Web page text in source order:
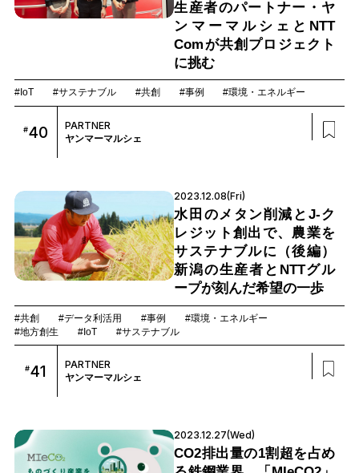
生産者のパートナー・ヤ
ンマーマルシェとNTT
Comが共創プロジェクト
に挑む
#IoT #サステナブル #共創 #事例 #環境・エネルギー
#40 PARTNER
ヤンマーマルシェ
2023.12.08(Fri)
水田のメタン削減とJ-ク
レジット創出で、農業を
サステナブルに（後編）
新潟の生産者とNTTグル
ープが刻んだ希望の一歩
#共創 #データ利活用 #事例
#環境・エネルギー
#地方創生
#IoT #サステナブル
#41 PARTNER
ヤンマーマルシェ
2023.12.27(Wed)
CO2排出量の1割超を占め